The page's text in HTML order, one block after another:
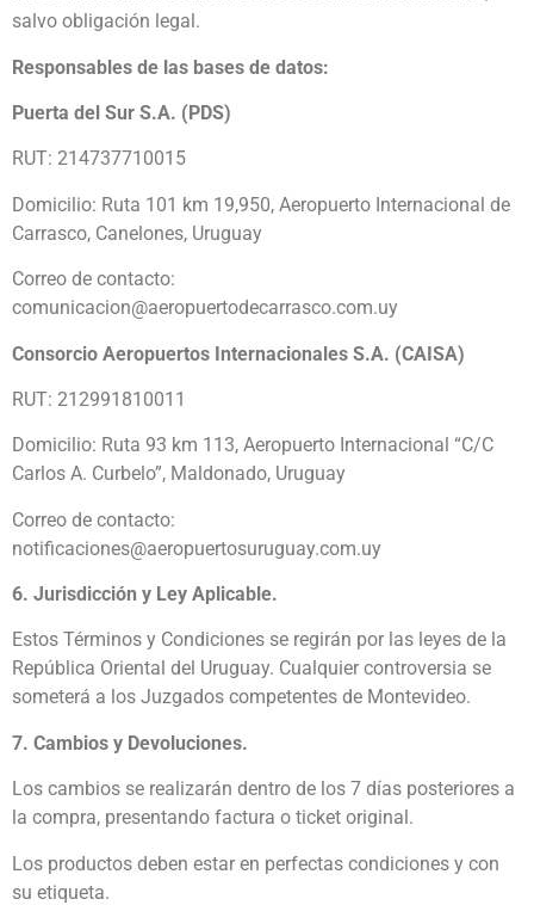
salvo obligación legal.
Responsables de las bases de datos:
Puerta del Sur S.A. (PDS)
RUT: 214737710015
Domicilio: Ruta 101 km 19,950, Aeropuerto Internacional de
Carrasco, Canelones, Uruguay
Correo de contacto:
comunicacion@aeropuertodecarrasco.com.uy
Consorcio Aeropuertos Internacionales S.A. (CAISA)
RUT: 212991810011
Domicilio: Ruta 93 km 113, Aeropuerto Internacional “C/C
Carlos A. Curbelo”, Maldonado, Uruguay
Correo de contacto:
notificaciones@aeropuertosuruguay.com.uy
6. Jurisdicción y Ley Aplicable.
Estos Términos y Condiciones se regirán por las leyes de la
República Oriental del Uruguay. Cualquier controversia se
someterá a los Juzgados competentes de Montevideo.
7. Cambios y Devoluciones.
Los cambios se realizarán dentro de los 7 días posteriores a
la compra, presentando factura o ticket original.
Los productos deben estar en perfectas condiciones y con
su etiqueta.